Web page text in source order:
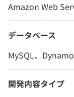
Amazon Web
データベース
MySQL、
開発内容タイプ